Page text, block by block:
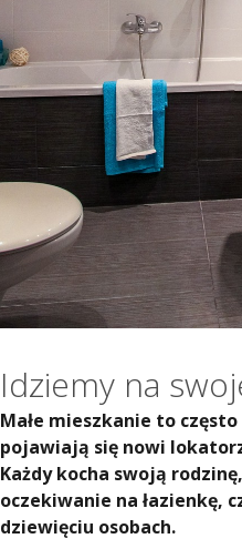
Idziemy na
Małe mieszkanie to
pojawiają się nowi
Każdy kocha swoją
oczekiwanie na łazienkę,
dziewięciu osobach.